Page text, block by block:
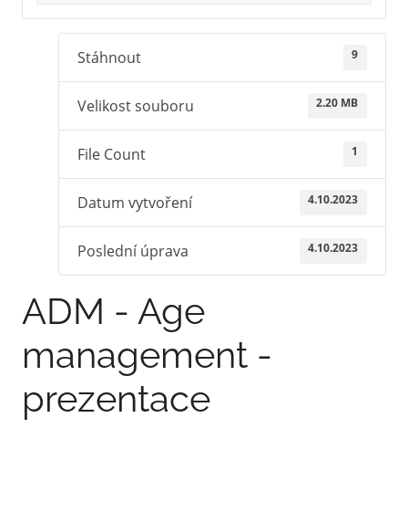
Stáhnout 9
Velikost souboru 2.20 MB
File Count 1
Datum vytvoření 4.10.2023
Poslední úprava 4.10.2023
ADM - Age
management -
prezentace